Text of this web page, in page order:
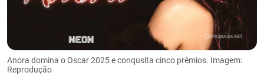
Anora domina o Oscar 2025 e conqusita cinco prêmios. Imagem:
Reprodução